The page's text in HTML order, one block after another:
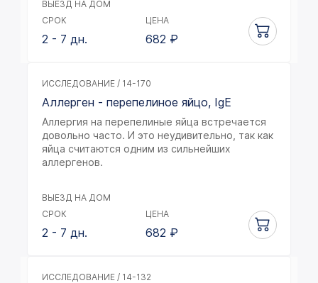
ВЫЕЗД НА ДОМ
СРОК
2 - 7 дн.
ЦЕНА
682 ₽
ИССЛЕДОВАНИЕ / 14-170
Аллерген - перепелиное яйцо, IgE
Аллергия на перепелиные яйца встречается
довольно часто. И это неудивительно, так как
яйца считаются одним из сильнейших
аллергенов.
ВЫЕЗД НА ДОМ
СРОК
2 - 7 дн.
ЦЕНА
682 ₽
ИССЛЕДОВАНИЕ / 14-132